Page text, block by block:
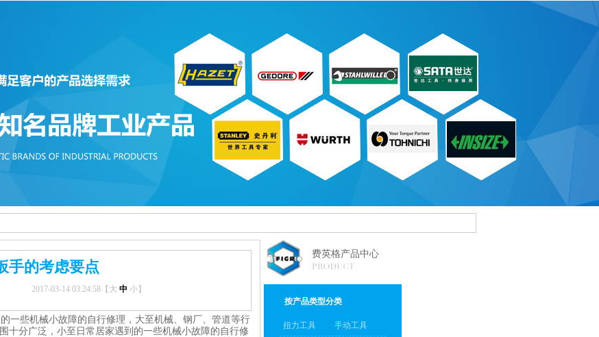
手的考虑要点
2017-03-14 03:24:58【 大 中 小】
一些机械小故障的自行修理，大至机械、钢厂、管道等行
十分广泛，小至日常居家遇到的一些机械小故障的自行修
费英格产品中心
按产品类型分类
扭力工具 手动工具